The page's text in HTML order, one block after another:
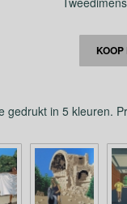
gedrukt in 5 kleuren.